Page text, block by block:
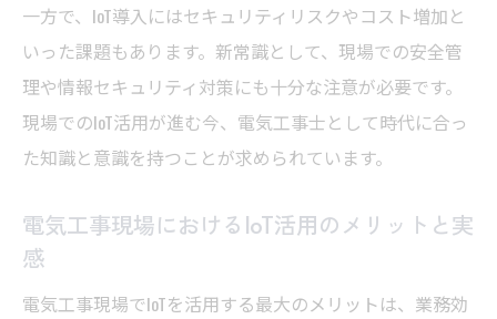
一方で、IoT導入にはセキュリティリスクやコスト増加と
いった課題もあります。新常識として、現場での安全管
理や情報セキュリティ対策にも十分な注意が必要です。
現場でのIoT活用が進む今、電気工事士として時代に合っ
た知識と意識を持つことが求められています。
電気工事現場におけるIoT活用のメリットと実
感
電気工事現場でIoTを活用する最大のメリットは、業務効